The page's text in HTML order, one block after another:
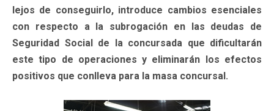
lejos de conseguirlo, introduce cambios esenciales
con respecto a la subrogación en las deudas de
Seguridad Social de la concursada que dificultarán
este tipo de operaciones y eliminarán los efectos
positivos que conlleva para la masa concursal.